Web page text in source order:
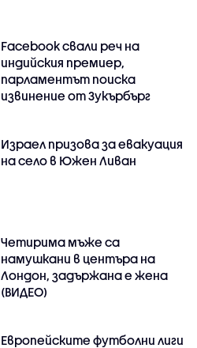
Facebook свали реч на
индийския премиер,
парламентът поиска
извинение от Зукърбърг
Израел призова за евакуация
на село в Южен Ливан
Четирима мъже са
намушкани в центъра на
Лондон, задържана е жена
(ВИДЕО)
Европейските футболни лиги